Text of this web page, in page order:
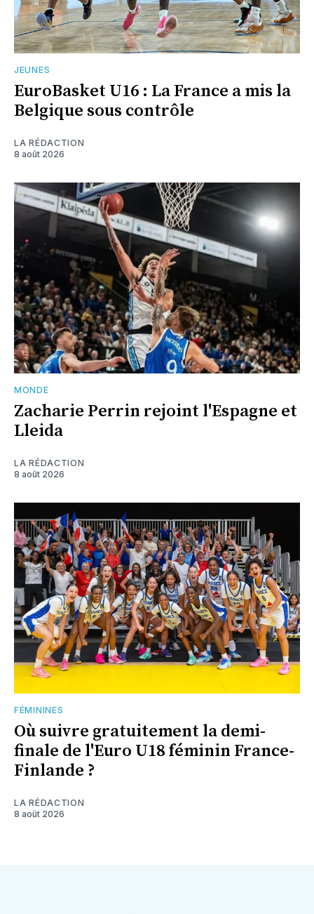
JEUNES
EuroBasket U16 : La France a mis la
Belgique sous contrôle
LA RÉDACTION
8 août 2026
MONDE
Zacharie Perrin rejoint l'Espagne et
Lleida
LA RÉDACTION
8 août 2026
FÉMININES
Où suivre gratuitement la demi-
finale de l'Euro U18 féminin France-
Finlande ?
LA RÉDACTION
8 août 2026